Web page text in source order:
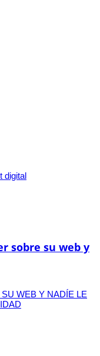
sobre su web y
WEB Y NADÍE LE